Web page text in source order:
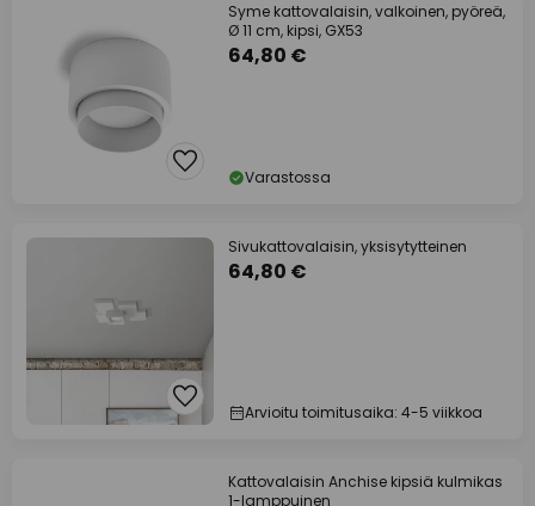
Syme kattovalaisin, valkoinen, pyöreä,
Ø 11 cm, kipsi, GX53
64,80 €
Varastossa
Sivukattovalaisin, yksisytytteinen
64,80 €
Arvioitu toimitusaika: 4-5 viikkoa
Kattovalaisin Anchise kipsiä kulmikas
1-lamppuinen